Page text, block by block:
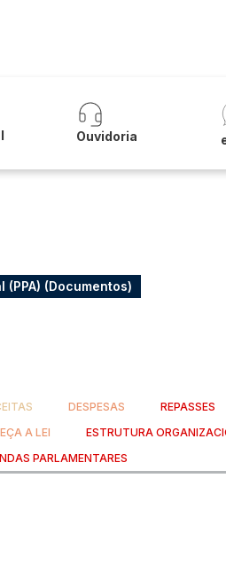
Ouvidoria
(PPA) (Documentos)
DESPESAS REPASSES
A LEI ESTRUTURA
PARLAMENTARES